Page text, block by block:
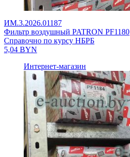
ИМ.3.2026.01187
Фильтр воздушный PATRON PF1180
Справочно по курсу НБРБ
5,04 BYN
Интернет-магазин